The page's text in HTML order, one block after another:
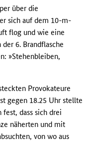
über die
sich auf dem 10-m-
flog und wie eine
6. Brandflasche
»Stehenbleiben,
Provokateure
gegen 18.25 Uhr stellte
dass sich drei
näherten und mit
von wo aus